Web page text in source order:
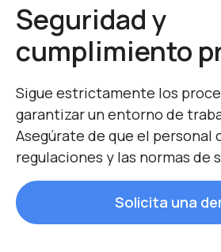
Seguridad y
cumplimiento
Sigue estrictamente los
garantizar un entorno de
Asegúrate de que el personal
regulaciones y las normas de
Solicita una